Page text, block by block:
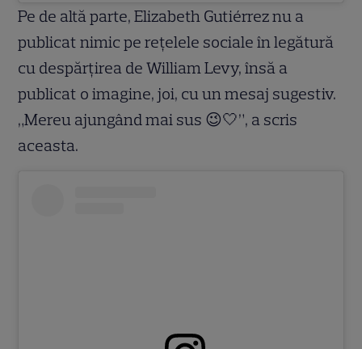
Pe de altă parte, Elizabeth Gutiérrez nu a
publicat nimic pe rețelele sociale în legătură
cu despărțirea de William Levy, însă a
publicat o imagine, joi, cu un mesaj sugestiv.
„Mereu ajungând mai sus 😉🤍”, a scris
aceasta.